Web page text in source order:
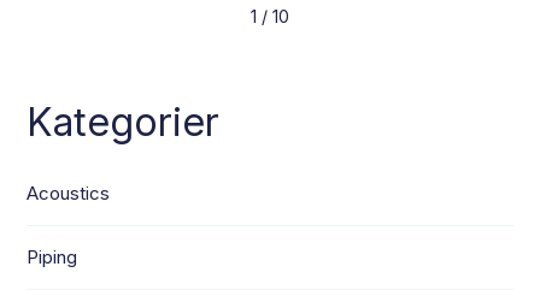
1 / 10
Kategorier
Acoustics
Piping